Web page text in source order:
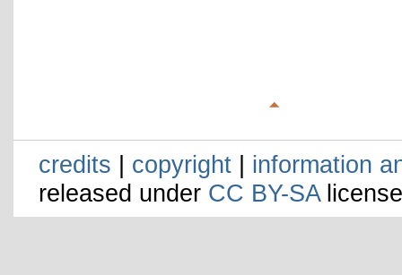
credits | copyright | information
released under CC BY-SA